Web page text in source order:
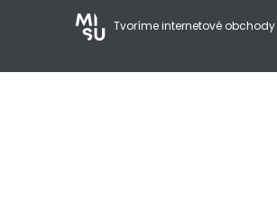
Tvoríme internetové obchody |